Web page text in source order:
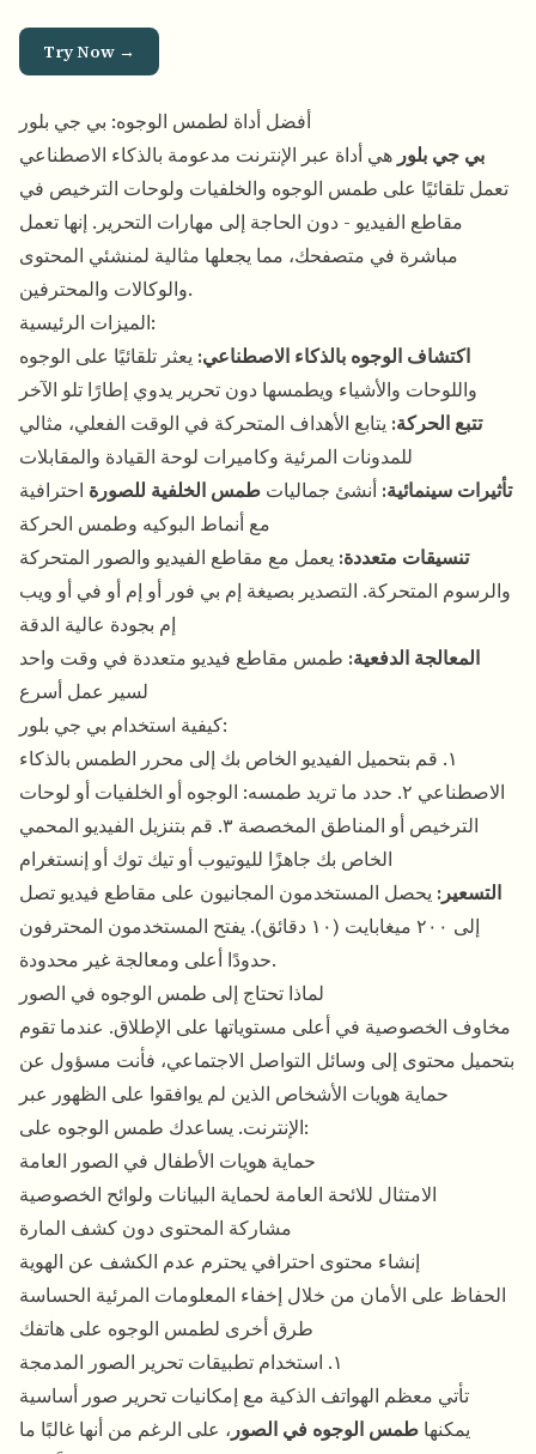
Try Now →
أفضل أداة لطمس الوجوه: بي جي بلور
بي جي بلور هي أداة عبر الإنترنت مدعومة بالذكاء الاصطناعي
تعمل تلقائيًا على طمس الوجوه والخلفيات ولوحات الترخيص في
مقاطع الفيديو - دون الحاجة إلى مهارات التحرير. إنها تعمل
مباشرة في متصفحك، مما يجعلها مثالية لمنشئي المحتوى
والوكالات والمحترفين.
الميزات الرئيسية:
اكتشاف الوجوه بالذكاء الاصطناعي: يعثر تلقائيًا على الوجوه
واللوحات والأشياء ويطمسها دون تحرير يدوي إطارًا تلو الآخر
تتبع الحركة: يتابع الأهداف المتحركة في الوقت الفعلي، مثالي
للمدونات المرئية وكاميرات لوحة القيادة والمقابلات
تأثيرات سينمائية: أنشئ جماليات طمس الخلفية للصورة احترافية
مع أنماط البوكيه وطمس الحركة
تنسيقات متعددة: يعمل مع مقاطع الفيديو والصور المتحركة
والرسوم المتحركة. التصدير بصيغة إم بي فور أو إم أو في أو ويب
إم بجودة عالية الدقة
المعالجة الدفعية: طمس مقاطع فيديو متعددة في وقت واحد
لسير عمل أسرع
كيفية استخدام بي جي بلور:
١. قم بتحميل الفيديو الخاص بك إلى محرر الطمس بالذكاء
الاصطناعي ٢. حدد ما تريد طمسه: الوجوه أو الخلفيات أو لوحات
الترخيص أو المناطق المخصصة ٣. قم بتنزيل الفيديو المحمي
الخاص بك جاهزًا لليوتيوب أو تيك توك أو إنستغرام
التسعير: يحصل المستخدمون المجانيون على مقاطع فيديو تصل
إلى ٢٠٠ ميغابايت (١٠ دقائق). يفتح المستخدمون المحترفون
حدودًا أعلى ومعالجة غير محدودة.
لماذا تحتاج إلى طمس الوجوه في الصور
مخاوف الخصوصية في أعلى مستوياتها على الإطلاق. عندما تقوم
بتحميل محتوى إلى وسائل التواصل الاجتماعي، فأنت مسؤول عن
حماية هويات الأشخاص الذين لم يوافقوا على الظهور عبر
الإنترنت. يساعدك طمس الوجوه على:
حماية هويات الأطفال في الصور العامة
الامتثال للائحة العامة لحماية البيانات ولوائح الخصوصية
مشاركة المحتوى دون كشف المارة
إنشاء محتوى احترافي يحترم عدم الكشف عن الهوية
الحفاظ على الأمان من خلال إخفاء المعلومات المرئية الحساسة
طرق أخرى لطمس الوجوه على هاتفك
١. استخدام تطبيقات تحرير الصور المدمجة
تأتي معظم الهواتف الذكية مع إمكانيات تحرير صور أساسية
يمكنها طمس الوجوه في الصور ، على الرغم من أنها غالبًا ما